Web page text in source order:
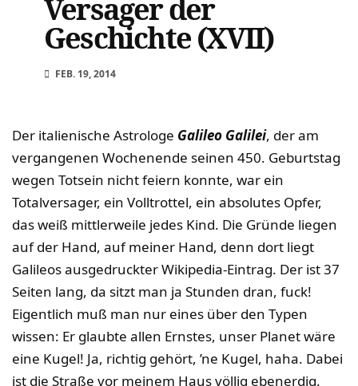
Versager der
Geschichte (XVII)
FEB. 19, 2014
Der italienische Astrologe Galileo Galilei, der am
vergangenen Wochenende seinen 450. Geburtstag
wegen Totsein nicht feiern konnte, war ein
Totalversager, ein Volltrottel, ein absolutes Opfer,
das weiß mittlerweile jedes Kind. Die Gründe liegen
auf der Hand, auf meiner Hand, denn dort liegt
Galileos ausgedruckter Wikipedia-Eintrag. Der ist 37
Seiten lang, da sitzt man ja Stunden dran, fuck!
Eigentlich muß man nur eines über den Typen
wissen: Er glaubte allen Ernstes, unser Planet wäre
eine Kugel! Ja, richtig gehört, ’ne Kugel, haha. Dabei
ist die Straße vor meinem Haus völlig ebenerdig.